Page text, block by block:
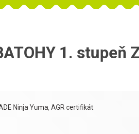
1. stupeň
Ninja Yuma, AGR certifikát